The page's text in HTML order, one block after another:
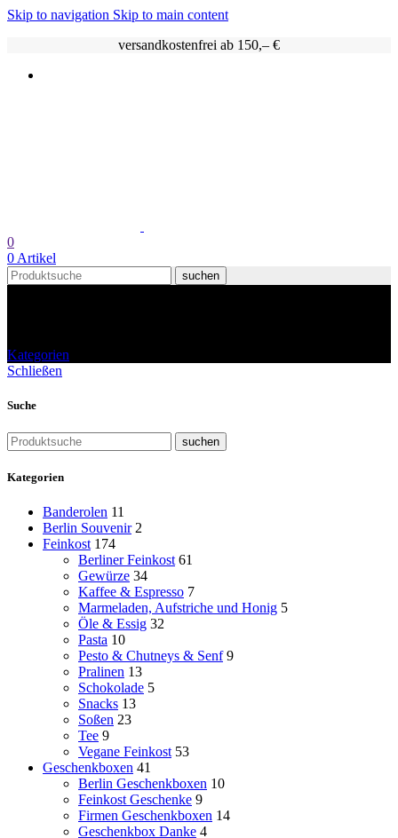
Skip to navigation Skip to main content
versandkostenfrei ab 150,– €
0
0 Artikel
suchen
Kategorien
Schließen
Suche
suchen
Kategorien
Banderolen 11
Berlin Souvenir 2
Feinkost 174
Berliner Feinkost 61
Gewürze 34
Kaffee & Espresso 7
Marmeladen, Aufstriche und Honig 5
Öle & Essig 32
Pasta 10
Pesto & Chutneys & Senf 9
Pralinen 13
Schokolade 5
Snacks 13
Soßen 23
Tee 9
Vegane Feinkost 53
Geschenkboxen 41
Berlin Geschenkboxen 10
Feinkost Geschenke 9
Firmen Geschenkboxen 14
Geschenkbox Danke 4